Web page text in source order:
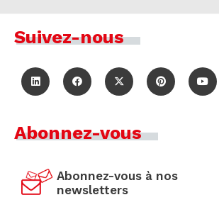
Suivez-nous
Abonnez-vous
Abonnez-vous à nos
newsletters